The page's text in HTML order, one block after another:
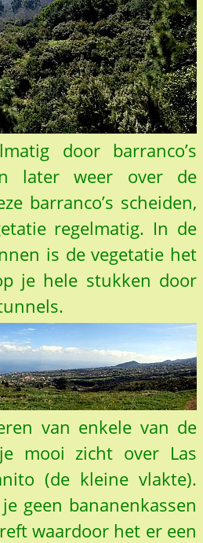
door barranco’s
later weer over de
barranco’s scheiden,
regelmatig. In de
is de vegetatie het
je hele stukken door
van enkele van de
mooi zicht over Las
(de kleine vlakte).
geen bananenkassen
waardoor het er een